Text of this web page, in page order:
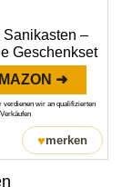
Sanikasten –
Geschenkset
➜
verdienen wir an qualifizierten
Verkäufen
♥merken